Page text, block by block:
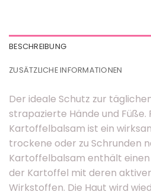
BESCHREIBUNG
ZUSÄTZLICHE INFORMATIONEN
Der ideale Schutz zur
strapazierte Hände und Füße.
Kartoffelbalsam ist ein
trockene oder zu Schrunden
Kartoffelbalsam enthält
der Kartoffel mit deren
Wirkstoffen. Die Haut wird